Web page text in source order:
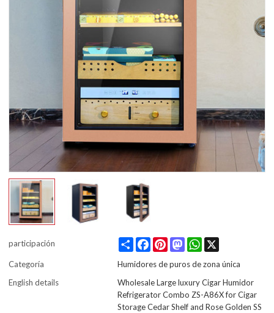
participación Share FacebookPinterestMastodonWhatsApp
Categoría
Humidores de puros de zona única
English details
Wholesale Large luxury Cigar Humidor
Refrigerator Combo ZS-A86X for Cigar
Storage Cedar Shelf and Rose Golden SS